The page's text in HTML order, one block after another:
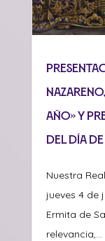
Año» y
del Día de
Nuestra
jueves 4 de
Ermita de
relevancia,...